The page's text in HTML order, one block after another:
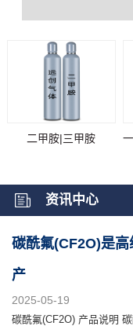
二甲胺|三甲胺
资讯中心
碳酰氟(CF2O)是
产
2025-05-19
碳酰氟(CF2O) 产品说明